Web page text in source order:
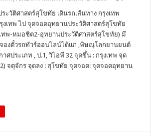
ะวัติศาสตร์สุโขทัย เดินรถเส้นทาง กรุงเทพ
งเทพ ไป จุดจอดอุทยานประวัติศาสตร์สุโขทัย
ทพ-หมอชิต2-อุทยานประวัติศาสตร์สุโขทัย) มี
องตั๋วรถทัวร์ออนไลน์ได้แก่ ,พิษณุโลกยานยนต์
ศประเภท , ป.1, วิไอพี 32 จุดขึ้น : กรุงเทพ จุด
จตุจักร จุดลง : สุโขทัย จุดจอด: จุดจอดอุทยาน